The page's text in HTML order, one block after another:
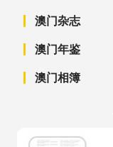
澳门杂志
澳门年鉴
澳门相簿